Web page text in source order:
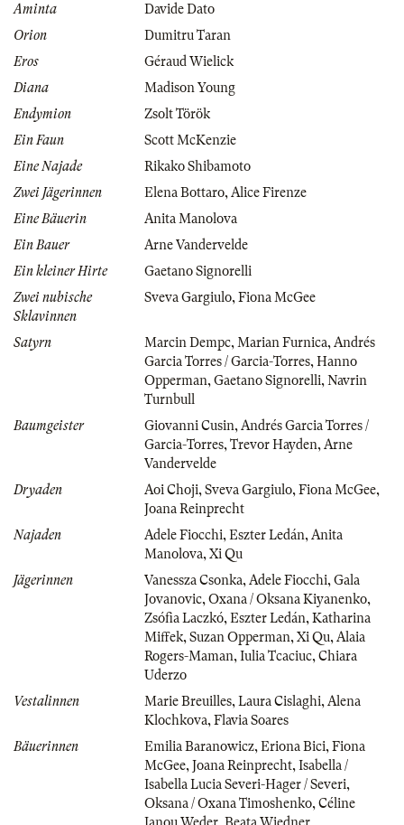
Aminta
Davide Dato
Orion
Dumitru Taran
Eros
Géraud Wielick
Diana
Madison Young
Endymion
Zsolt Török
Ein Faun
Scott McKenzie
Eine Najade
Rikako Shibamoto
Zwei Jägerinnen
Elena Bottaro, Alice Firenze
Eine Bäuerin
Anita Manolova
Ein Bauer
Arne Vandervelde
Ein kleiner Hirte
Gaetano Signorelli
Zwei nubische
Sklavinnen
Sveva Gargiulo, Fiona McGee
Satyrn Marcin Dempc, Marian Furnica, Andrés
Garcia Torres / Garcia-Torres, Hanno
Opperman, Gaetano Signorelli, Navrin
Turnbull
Baumgeister
Giovanni Cusin, Andrés Garcia Torres /
Garcia-Torres, Trevor Hayden, Arne
Vandervelde
Dryaden
Aoi Choji, Sveva Gargiulo, Fiona McGee,
Joana Reinprecht
Najaden
Adele Fiocchi, Eszter Ledán, Anita
Manolova, Xi Qu
Jägerinnen
Vanessza Csonka, Adele Fiocchi, Gala
Jovanovic, Oxana / Oksana Kiyanenko,
Zsófia Laczkó, Eszter Ledán, Katharina
Miffek, Suzan Opperman, Xi Qu, Alaia
Rogers-Maman, Iulia Tcaciuc, Chiara
Uderzo
Vestalinnen
Marie Breuilles, Laura Cislaghi, Alena
Klochkova, Flavia Soares
Bäuerinnen
Emilia Baranowicz, Eriona Bici, Fiona
McGee, Joana Reinprecht, Isabella /
Isabella Lucia Severi-Hager / Severi,
Oksana / Oxana Timoshenko, Céline
Janou Weder Beata Wiedner